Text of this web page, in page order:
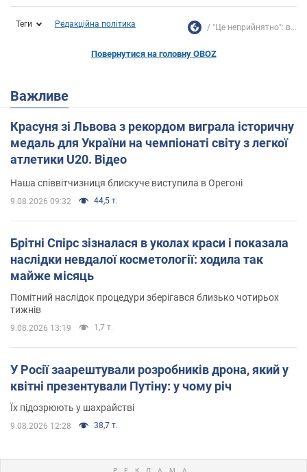
Теги Редакційна політика "Це неприйнятно": в...
Повернутися на головну OBOZ
Важливе
Красуня зі Львова з рекордом виграла історичну
медаль для України на чемпіонаті світу з легкої
атлетики U20. Відео
Наша співвітчизниця блискуче виступила в Орегоні
9.08.2026 09:32 44,5 т.
Брітні Спірс зізналася в уколах краси і показала
наслідки невдалої косметології: ходила так
майже місяць
Помітний наслідок процедури зберігався близько чотирьох
тижнів
9.08.2026 13:19 1,7 т.
У Росії заарештували розробників дрона, який у
квітні презентували Путіну: у чому річ
Їх підозрюють у шахрайстві
9.08.2026 12:28 38,7 т.